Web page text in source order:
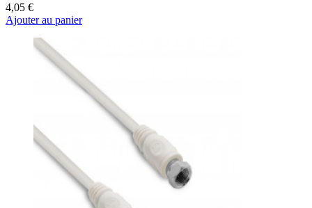
4,05 €
Ajouter au panier